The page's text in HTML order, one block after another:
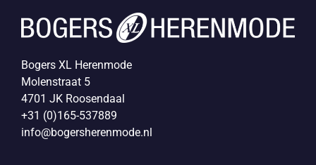
Bogers XL Herenmode
Molenstraat 5
4701 JK Roosendaal
+31 (0)165-537889
info@bogersherenmode.nl